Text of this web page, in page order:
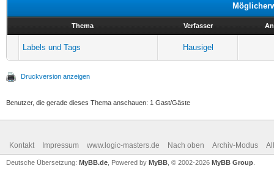
Thema Verfasser
Labels und Tags Hausigel
Druckversion anzeigen
Benutzer, die gerade dieses Thema anschauen: 1 Gast/Gäste
Kontakt Impressum www.logic-masters.de Nach oben Archiv-Modus
Deutsche Übersetzung: MyBB.de , Powered by MyBB , © 2002-2026 MyBB Group